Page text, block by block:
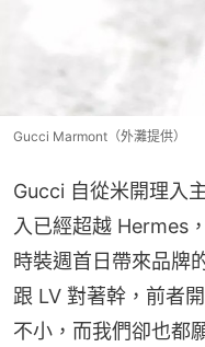
Gucci Marmont（外灘提供）
Gucci 自從米開理入
入已經超越 Hermes
時裝週首日帶來品牌
跟 LV 對著幹，前者
不小，而我們卻也都